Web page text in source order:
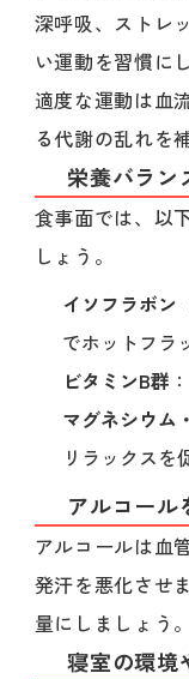
深呼吸、ストレ
い運動を習慣に
適度な運動は血
る代謝の乱れを
栄養バラン
食事面では、以
しょう。
イソフラボン
でホットフラ
ビタミンB群
マグネシウム
リラックスを
アルコール
アルコールは血
発汗を悪化させ
量にしましょう。
寝室の環境